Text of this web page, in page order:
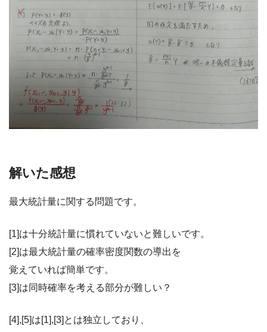
解いた感想
最大統計量に関する問題です。
[1]は十分統計量に慣れていないと難しいです。
[2]は最大統計量の確率密度関数の導出を
覚えていれば簡単です。
[3]は同時確率を考える部分が難しい？
[4],[5]は[1],[3]とは独立しており、